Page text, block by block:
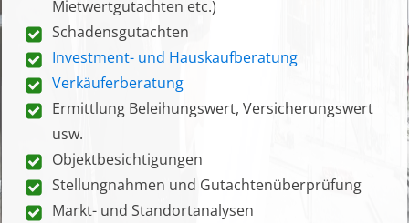
Mietwertgutachten etc.)
Schadensgutachten
Investment- und Hauskaufberatung
Verkäuferberatung
Ermittlung Beleihungswert, Versicherungswert
usw.
Objektbesichtigungen
Stellungnahmen und Gutachtenüberprüfung
Markt- und Standortanalysen